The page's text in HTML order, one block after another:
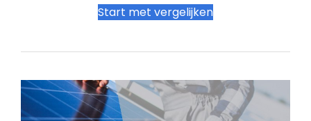
Start met vergelijken